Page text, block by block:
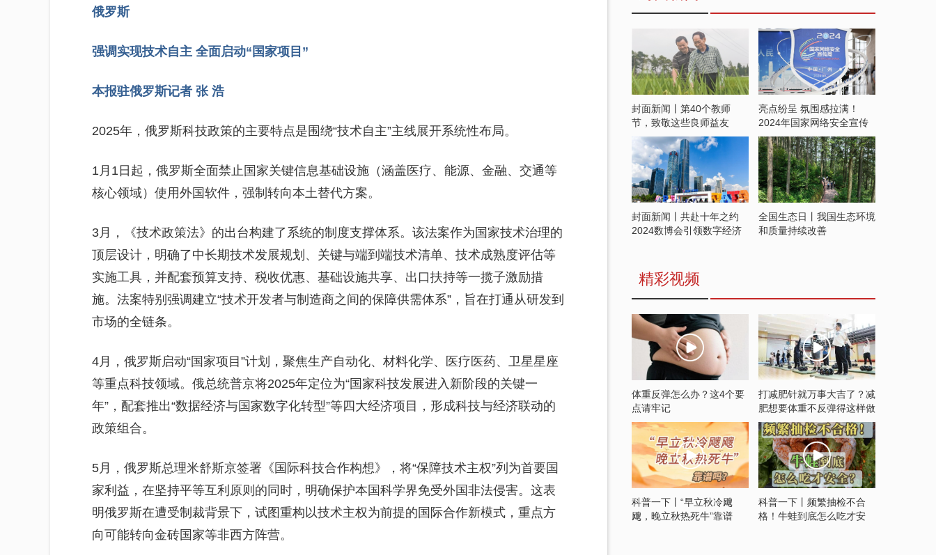
俄罗斯
强调实现技术自主 全面启动“国家项目”
本报驻俄罗斯记者 张 浩
2025年，俄罗斯科技政策的主要特点是围绕“技术自主”主线展开系统性布局。
1月1日起，俄罗斯全面禁止国家关键信息基础设施（涵盖医疗、能源、金融、交通等
核心领域）使用外国软件，强制转向本土替代方案。
3月，《技术政策法》的出台构建了系统的制度支撑体系。该法案作为国家技术治理的
顶层设计，明确了中长期技术发展规划、关键与端到端技术清单、技术成熟度评估等
实施工具，并配套预算支持、税收优惠、基础设施共享、出口扶持等一揽子激励措
施。法案特别强调建立“技术开发者与制造商之间的保障供需体系”，旨在打通从研发到
市场的全链条。
4月，俄罗斯启动“国家项目”计划，聚焦生产自动化、材料化学、医疗医药、卫星星座
等重点科技领域。俄总统普京将2025年定位为“国家科技发展进入新阶段的关键一
年”，配套推出“数据经济与国家数字化转型”等四大经济项目，形成科技与经济联动的
政策组合。
5月，俄罗斯总理米舒斯京签署《国际科技合作构想》，将“保障技术主权”列为首要国
家利益，在坚持平等互利原则的同时，明确保护本国科学界免受外国非法侵害。这表
明俄罗斯在遭受制裁背景下，试图重构以技术主权为前提的国际合作新模式，重点方
向可能转向金砖国家等非西方阵营。
封面新闻丨第40个教师
节，致敬这些良师益友
亮点纷呈 氛围感拉满！
2024年国家网络安全宣传
周开启
封面新闻丨共赴十年之约
2024数博会引领数字经济
全国生态日丨我国生态环境
和质量持续改善
精彩视频
体重反弹怎么办？这4个要
点请牢记
打减肥针就万事大吉了？减
肥想要体重不反弹得这样做
科普一下丨“早立秋冷飕
飕，晚立秋热死牛”靠谱
科普一下丨频繁抽检不合
格！牛蛙到底怎么吃才安